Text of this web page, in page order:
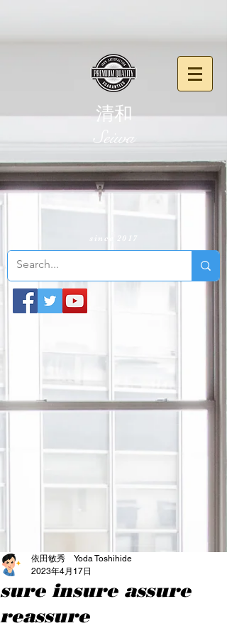
清和
​Seiwa
since 2017
sure insure assure
reassure
依田敏秀 Yoda Toshihide
2023年4月17日